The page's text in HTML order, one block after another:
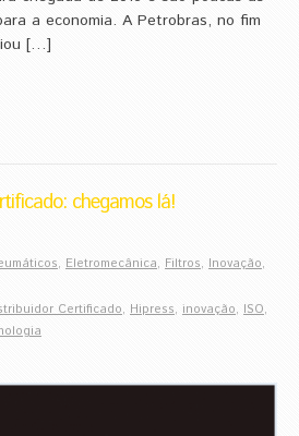
a economia. A Petrobras, no fim
[…]
chegamos lá!
, Eletromecânica, Filtros, Inovação,
Certificado, Hipress, inovação, ISO,